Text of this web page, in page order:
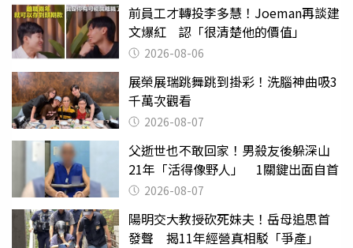
前員工才轉投李多慧！Joeman再談建
文爆紅 認「很清楚他的價值」
2026-08-06
展榮展瑞跳舞跳到掛彩！洗腦神曲吸3
千萬次觀看
2026-08-07
父逝世也不敢回家！男殺友後躲深山
21年「活得像野人」 1關鍵出面自首
2026-08-07
陽明交大教授砍死妹夫！岳母追思首
發聲 揭11年經營真相駁「爭產」